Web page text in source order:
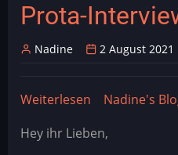
Prota-
Nadine 2 August 2021
Weiterlesen über
Interview
Nadine's
Hey ihr Lieben,